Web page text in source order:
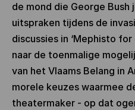
de mond die George Bush
uitspraken tijdens de
discussies in ‘Mephisto
naar de toenmalige
van het Vlaams Belang in
morele keuzes waarmee
theatermaker - op dat